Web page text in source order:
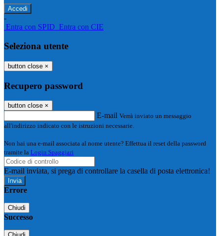
-
Entra con SPID Entra con CIE
Seleziona utente
button close ×
Recupero password
button close ×
E-mail Verrà inviato un messaggio
all'indirizzo indicato con le istruzioni necessarie.
Non hai una e-mail associata al nome utente? Effettua il reset della password
tramite la Login Spaggiari
E-mail inviata, si prega di controllare la casella di posta elettronica!
Errore
Chiudi
Successo